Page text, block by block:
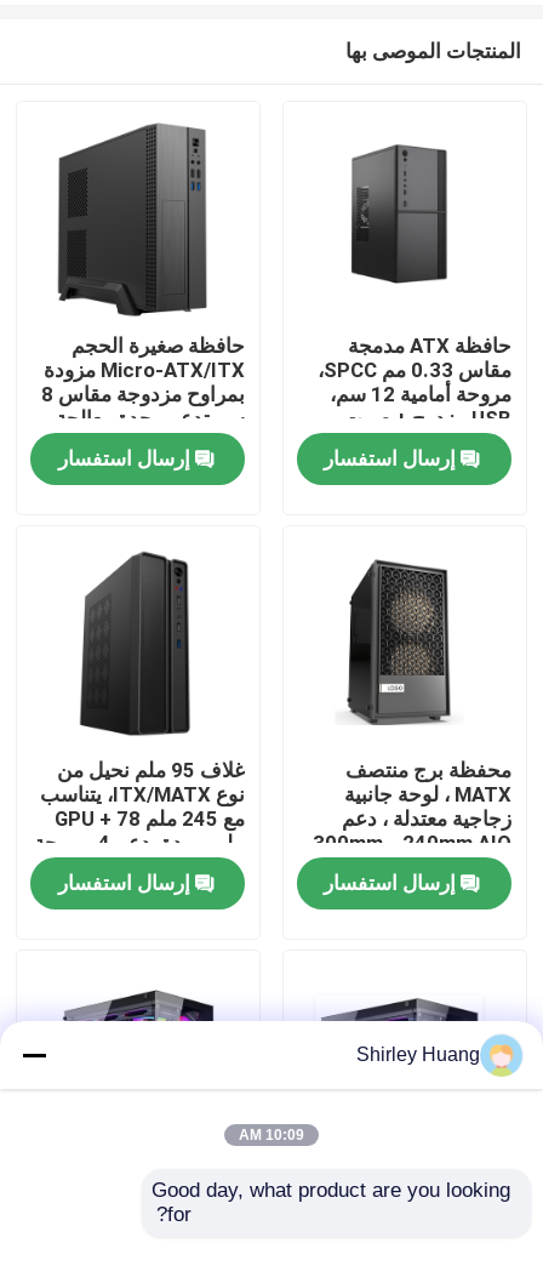
المنزل
المنتجات
جولة في المصنع
مراقبة الجودة
أخبار
اطلب اقتباس
المنتجات الموصى بها
حافظة ATX مدمجة
مقاس 0.33 مم SPCC،
مروحة أمامية 12 سم،
USB مزدوج + صوت،
دعم M-ATX،
260*160*350 مم
إرسال استفسار
حافظة صغيرة الحجم
Micro-ATX/ITX مزودة
بمراوح مزدوجة مقاس 8
سم تدعم وحدة معالجة
الرسومات مقاس 245
مم
إرسال استفسار
محفظة برج منتصف
MATX ، لوحة جانبية
زجاجية معتدلة ، دعم
240mm AIO و 300mm
GPU
إرسال استفسار
غلاف 95 ملم نحيل من
نوع ITX/MATX، يتناسب
مع 245 ملم GPU + 78
ملم برودة، دعم 4-مروحة
إرسال استفسار
غلاف ATX كامل البرج مع
كامل البرج مع الزجاج
Shirley Huang
10:09 AM
Good day, what product are you looking
for?